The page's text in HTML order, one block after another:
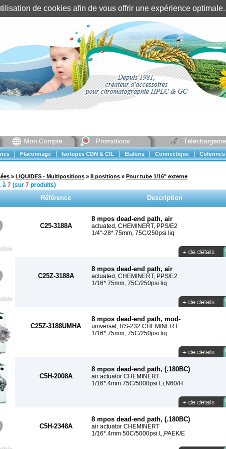
Identification client ||Mon compte
Flaconnage Isotopes CDN & CIL Etalons Connectique Colonnes
» LIQUIDES - Multipositions » 8 positions » Pour tube 1/16" externe
à 7 (sur 7 produits)
Référence Description
C25-3188A
8 mpos dead-end path, air
actuated, CHEMINERT, PPS/E2
1/4"-28*.75mm, 75C/250psi liq
C25Z-3188A
8 mpos dead-end path, air
actuated, CHEMINERT, PPS/E2
1/16*.75mm, 75C/250psi liq
C25Z-3188UMHA
8 mpos dead-end path, mod-
universal, RS-232 CHEMINERT
1/16*.75mm, 75C/250psi liq
C5H-2008A
8 mpos dead-end path, (.180BC)
air actuator CHEMINERT
1/16*.4mm 75C/5000psi Li,N60/H
C5H-2348A
8 mpos dead-end path, (.180BC)
air actuator CHEMINERT
1/16*.4mm 50C/5000psi L,PAEK/E
de cookies afin de vous offrir une expérience